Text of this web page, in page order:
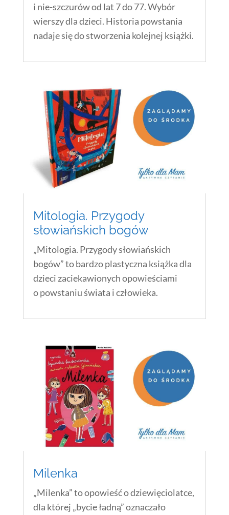
i nie-szczurów od lat 7 do 77. Wybór
wierszy dla dzieci. Historia powstania
nadaje się do stworzenia kolejnej książki.
Mitologia. Przygody
słowiańskich bogów
„Mitologia. Przygody słowiańskich
bogów” to bardzo plastyczna książka dla
dzieci zaciekawionych opowieściami
o powstaniu świata i człowieka.
Milenka
„Milenka” to opowieść o dziewięciolatce,
dla której „bycie ładną” oznaczało